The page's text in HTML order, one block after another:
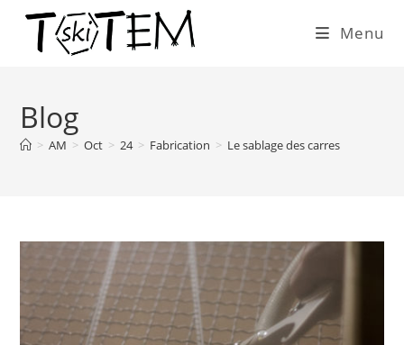
content
Menu
Blog
> AM > Oct > 24 > Fabrication > Le sablage des carres